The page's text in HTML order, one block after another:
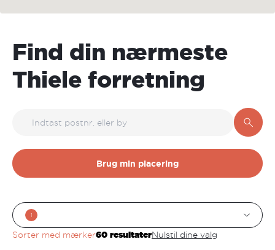
Find din nærmeste
Thiele forretning
Brug min placering
1
Sorter med mærker60 resultaterNulstil dine valg